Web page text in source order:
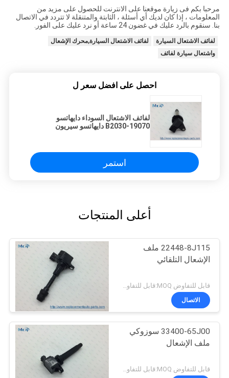
مرحبا بكم فى زيارة موقعنا على الانترنت للحصول على مزيد من
المعلومات ، إذا كان لديك أي أسئلة ، الثابتة والمتنقلة لا تتردد في الاتصال
بنا. سنقوم بالرد عليك في غضون 24 ساعة أو نرد عليك على الفور.
لفائف الاشتعال السيارة
لفائف الاشتعال السيارة,محرك الإشعال
واشتعال سيارة لفائف
احصل على افضل سعر ل
لفائف الاشتعال السوداء دايهاتسو
19070-B2030 دايهاتسو سيريون
استمر
أعلى المنتجات
22448-8J115 ملف
الإشعال التلقائي
الاتصال
33400-65J00 سوزوكي
ملف الإشعال